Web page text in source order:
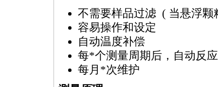
不需要样品过滤 ( 当悬
容易操作和设定
自动温度补偿
每*个测量周期后，自动反
每月 *次维护